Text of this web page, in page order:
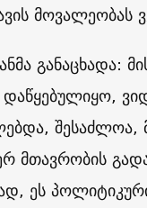
მოვალეობას
განაცხადა:
შესაძლოა,
მთავრობის
ეს